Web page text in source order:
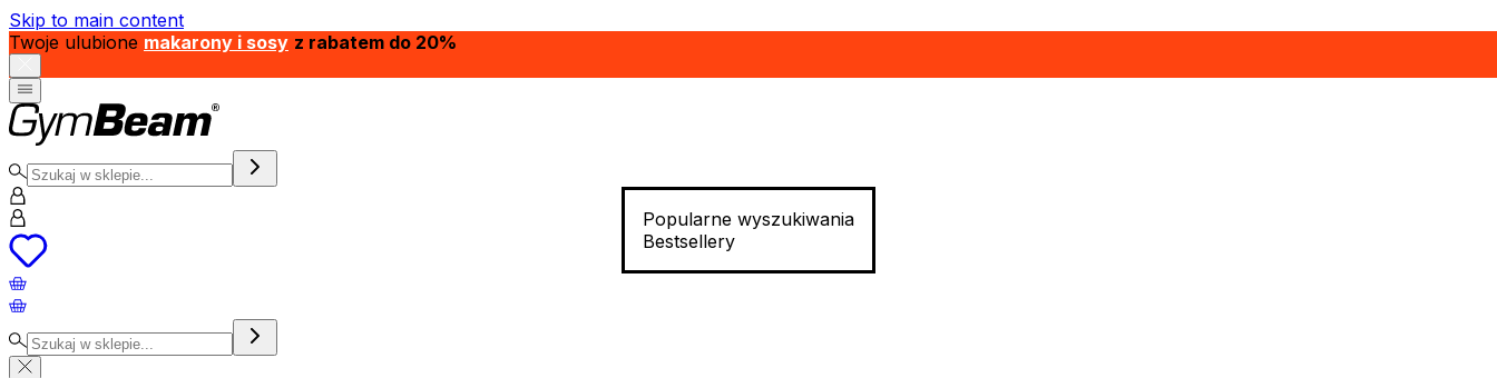
Skip to main content
Twoje ulubione makarony i sosy z rabatem do 20%
Popularne wyszukiwania
Bestsellery